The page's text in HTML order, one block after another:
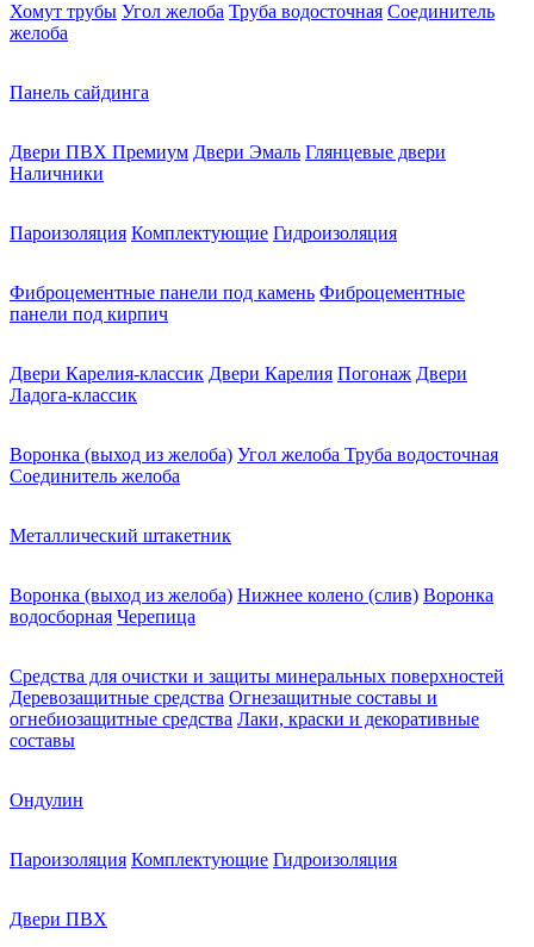
Хомут трубы Угол желоба Труба водосточная Соединитель
желоба
Панель сайдинга
Двери ПВХ Премиум Двери Эмаль Глянцевые двери
Наличники
Пароизоляция Комплектующие Гидроизоляция
Фиброцементные панели под камень Фиброцементные
панели под кирпич
Двери Карелия-классик Двери Карелия Погонаж Двери
Ладога-классик
Воронка (выход из желоба) Угол желоба Труба водосточная
Соединитель желоба
Металлический штакетник
Воронка (выход из желоба) Нижнее колено (слив) Воронка
водосборная Черепица
Средства для очистки и защиты минеральных поверхностей
Деревозащитные средства Огнезащитные составы и
огнебиозащитные средства Лаки, краски и декоративные
составы
Ондулин
Пароизоляция Комплектующие Гидроизоляция
Двери ПВХ